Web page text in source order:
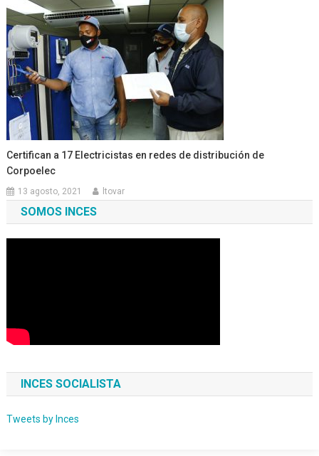
Certifican a 17 Electricistas en redes de distribución de
Corpoelec
13 agosto, 2021 ltovar
SOMOS INCES
INCES SOCIALISTA
Tweets by Inces